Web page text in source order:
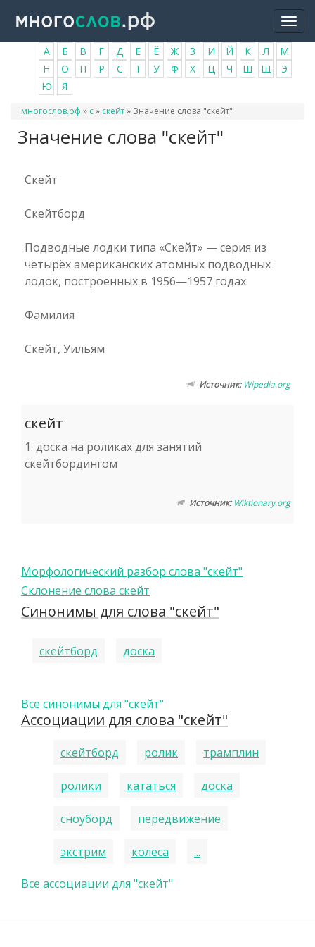
основному
содержанию
А Б В Г Д Е Ё Ж З И Й К Л
М
Н
О П Р С Т У Ф Х Ц Ч Ш Щ
Э
Ю
Я
Вы
многослов.рф » с» скейт» Значение слова "скейт"
Значение слова "скейт"
Скейт
Скейтборд
Подводные лодки типа «Скейт» — серия из
четырёх американских атомных подводных
лодок, построенных в 1956—1957 годах.
Фамилия
Скейт, Уильям
Источник: Wipedia.org
скейт
1. доска на роликах для занятий
скейтбордингом
Источник: Wiktionary.org
Морфологический разбор слова "скейт"
Склонение слова скейт
Синонимы для слова "скейт"
скейтборд доска
Все синонимы для "скейт"
Ассоциации для слова "скейт"
скейтборд ролик трамплин
ролики кататься доска
сноуборд передвижение
экстрим колеса ...
Все ассоциации для "скейт"